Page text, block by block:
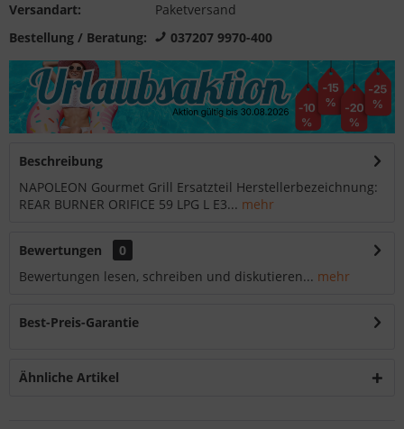
Versandart:
Paketversand
Bestellung / Beratung:
037207 9970-400
Beschreibung
NAPOLEON Gourmet Grill Ersatzteil Herstellerbezeichnung:
REAR BURNER ORIFICE 59 LPG L E3... mehr
Bewertungen
0
Bewertungen lesen, schreiben und diskutieren... mehr
Best-Preis-Garantie
Ähnliche Artikel